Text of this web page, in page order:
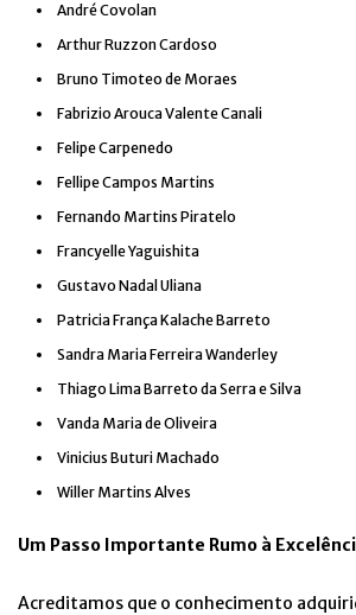
André Covolan
Arthur Ruzzon Cardoso
Bruno Timoteo de Moraes
Fabrizio Arouca Valente Canali
Felipe Carpenedo
Fellipe Campos Martins
Fernando Martins Piratelo
Francyelle Yaguishita
Gustavo Nadal Uliana
Patricia França Kalache Barreto
Sandra Maria Ferreira Wanderley
Thiago Lima Barreto da Serra e Silva
Vanda Maria de Oliveira
Vinicius Buturi Machado
Willer Martins Alves
Um Passo Importante Rumo à
Acreditamos que o conhecimento